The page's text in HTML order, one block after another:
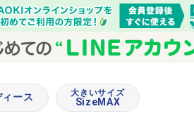
ィース 大きいサイズ
SizeMAX